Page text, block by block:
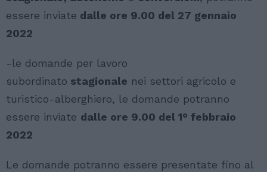
essere inviate dalle ore 9.00 del 27 gennaio
2022
-le domande per lavoro
subordinato stagionale nei settori agricolo e
turistico-alberghiero, le domande potranno
essere inviate dalle ore 9.00 del 1° febbraio
2022
Le domande potranno essere presentate fino al